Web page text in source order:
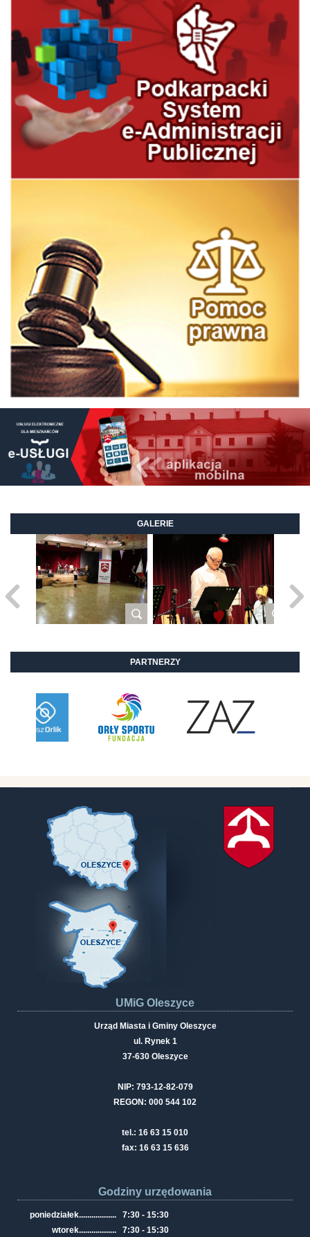
GALERIE
PARTNERZY
UMiG Oleszyce
Urząd Miasta i Gminy Oleszyce
ul. Rynek 1
37-630 Oleszyce
NIP: 793-12-82-079
REGON: 000 544 102
tel.: 16 63 15 010
fax: 16 63 15 636
Godziny urzędowania
poniedziałek..................
7:30 - 15:30
wtorek.................. 7:30 - 15:30